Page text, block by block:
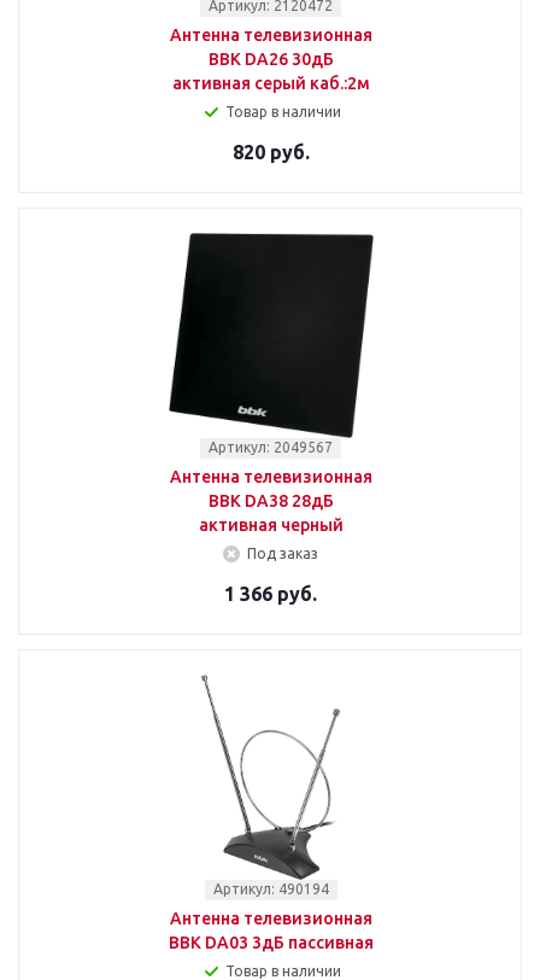
Артикул: 2120472
Антенна телевизионная
BBK DA26 30дБ
активная серый каб.:2м
Товар в наличии
820 руб.
Артикул: 2049567
Антенна телевизионная
BBK DA38 28дБ
активная черный
Под заказ
1 366 руб.
Артикул: 490194
Антенна телевизионная
BBK DA03 3дБ пассивная
Товар в наличии